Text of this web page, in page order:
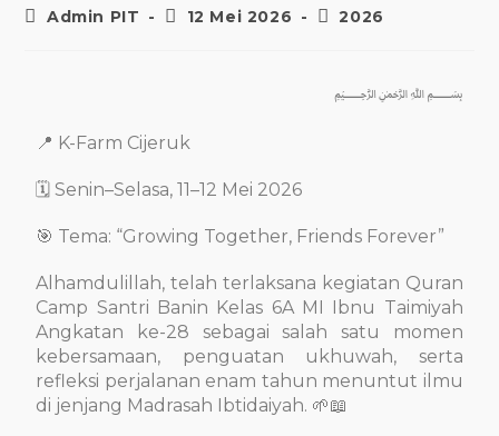
Admin PIT 12 Mei 2026 2026
﷽
📍 K-Farm Cijeruk
🗓️ Senin–Selasa, 11–12 Mei 2026
🎯 Tema: “Growing Together, Friends Forever”
Alhamdulillah, telah terlaksana kegiatan Quran
Camp Santri Banin Kelas 6A MI Ibnu Taimiyah
Angkatan ke-28 sebagai salah satu momen
kebersamaan, penguatan ukhuwah, serta
refleksi perjalanan enam tahun menuntut ilmu
di jenjang Madrasah Ibtidaiyah. 🌱📖